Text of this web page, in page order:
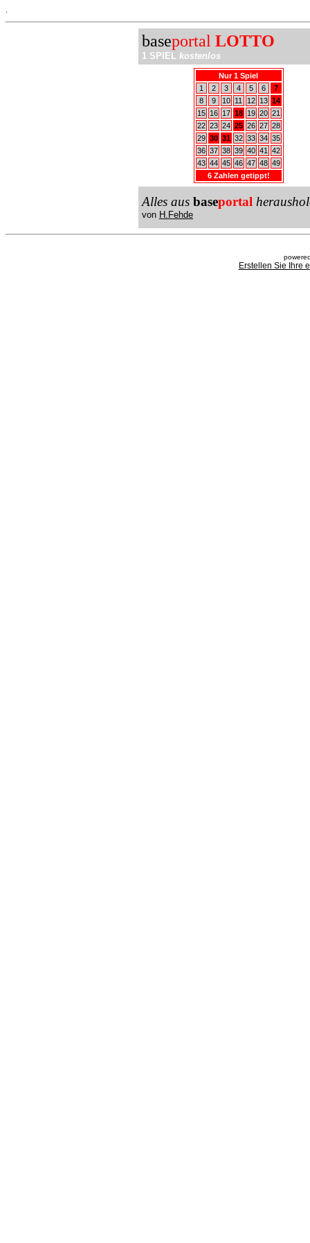
baseportal LOTTO
1 SPIEL kostenlos
Nur 1 Spiel
1
2 3 4 5 6
7
8
9 10 11 12 13 14
15
16 17 18 19 20 21
22 23 24 25 26 27 28
29 30 31 32 33 34 35
36 37 38 39 40 41
42
43 44 45 46 47 48 49
6 Zahlen getippt!
Alles aus baseportal
von H.Fehde
Erstellen Sie Ihre